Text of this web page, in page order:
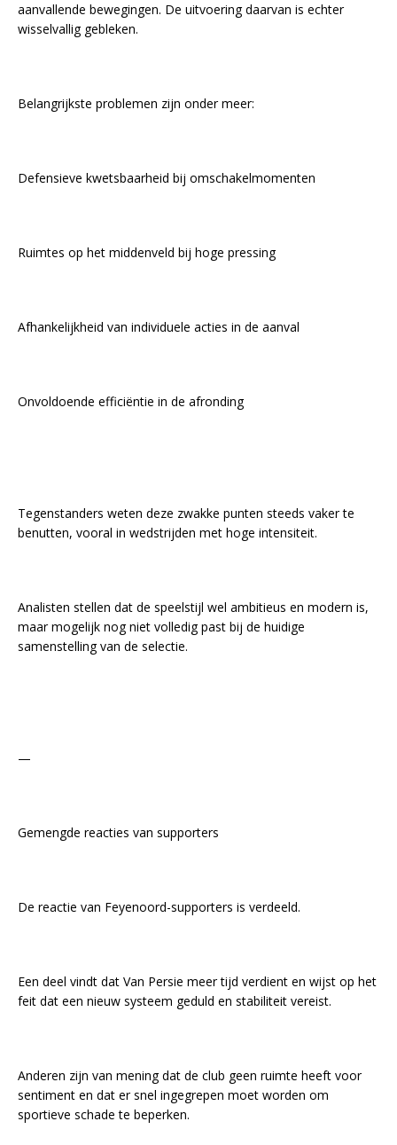
aanvallende bewegingen. De uitvoering daarvan is echter
wisselvallig gebleken.
Belangrijkste problemen zijn onder meer:
Defensieve kwetsbaarheid bij omschakelmomenten
Ruimtes op het middenveld bij hoge pressing
Afhankelijkheid van individuele acties in de aanval
Onvoldoende efficiëntie in de afronding
Tegenstanders weten deze zwakke punten steeds vaker te
benutten, vooral in wedstrijden met hoge intensiteit.
Analisten stellen dat de speelstijl wel ambitieus en modern is,
maar mogelijk nog niet volledig past bij de huidige
samenstelling van de selectie.
—
Gemengde reacties van supporters
De reactie van Feyenoord-supporters is verdeeld.
Een deel vindt dat Van Persie meer tijd verdient en wijst op het
feit dat een nieuw systeem geduld en stabiliteit vereist.
Anderen zijn van mening dat de club geen ruimte heeft voor
sentiment en dat er snel ingegrepen moet worden om
sportieve schade te beperken.